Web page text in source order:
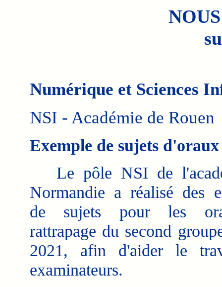
Numérique et Sciences
NSI - Académie de Rouen
Exemple de sujets
Le pôle NSI de
Normandie a réalisé des
de sujets pour les
rattrapage du second
2021, afin d'aider le
examinateurs.